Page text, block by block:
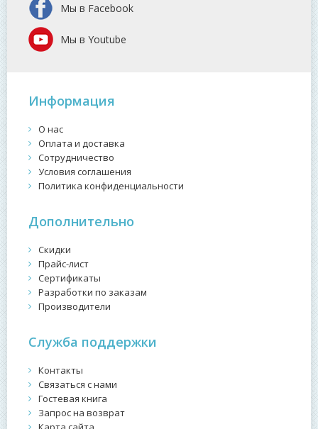
Мы в Facebook
Мы в Youtube
Информация
О нас
Оплата и доставка
Сотрудничество
Условия соглашения
Политика конфиденциальности
Дополнительно
Скидки
Прайс-лист
Сертификаты
Разработки по заказам
Производители
Служба поддержки
Контакты
Связаться с нами
Гостевая книга
Запрос на возврат